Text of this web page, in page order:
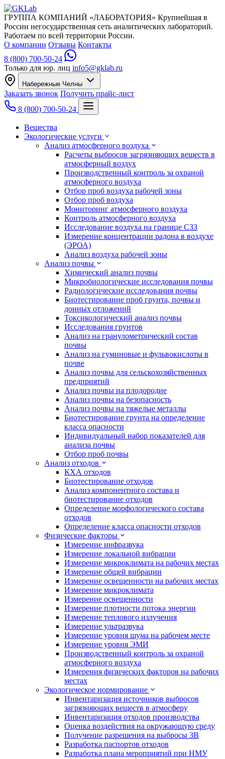
ГРУППА КОМПАНИЙ «ЛАБОРАТОРИЯ» Крупнейшая в
России негосударственная сеть аналитических лабораторий.
Работаем по всей территории России.
О компании Отзывы Контакты
8 (800) 700-50-24
Только для юр. лиц info5@gklab.ru
Набережные Челны
Заказать звонок Получить прайс-лист
8 (800) 700-50-24
Вещества
Экологические услуги
Анализ атмосферного воздуха
Расчеты выбросов загрязняющих веществ в
атмосферный воздух
Производственный контроль за охраной
атмосферного воздуха
Отбор проб воздуха рабочей зоны
Отбор проб воздуха
Мониторинг атмосферного воздуха
Контроль атмосферного воздуха
Исследование воздуха на границе СЗЗ
Измерение концентрации радона в воздухе
(ЭРОА)
Анализ воздуха рабочей зоны
Анализ почвы
Химический анализ почвы
Микробиологические исследования почвы
Радиологические исследования почвы
Биотестирование проб грунта, почвы и
донных отложений
Токсикологический анализ почвы
Исследования грунтов
Анализ на гранулометрический состав
почвы
Анализ на гуминовые и фульвокислоты в
почве
Анализ почвы для сельскохозяйственных
предприятий
Анализ почвы на плодородие
Анализ почвы на безопасность
Анализ почвы на тяжелые металлы
Биотестирование грунта на определение
класса опасности
Индивидуальный набор показателей для
анализа почвы
Отбор проб почвы
Анализ отходов
КХА отходов
Биотестирование отходов
Анализ компонентного состава и
биотестирование отходов
Определение морфологического состава
отходов
Определение класса опасности отходов
Физические факторы
Измерение инфразвука
Измерение локальной вибрации
Измерение микроклимата на рабочих местах
Измерение общей вибрации
Измерение освещенности на рабочих местах
Измерение микроклимата
Измерение освещенности
Измерение плотности потока энергии
Измерение теплового излучения
Измерение ультразвука
Измерение уровня шума на рабочем месте
Измерение уровня ЭМИ
Производственный контроль за охраной
атмосферного воздуха
Измерения физических факторов на рабочих
местах
Экологическое нормирование
Инвентаризация источников выбросов
загрязняющих веществ в атмосферу
Инвентаризация отходов производства
Оценка воздействия на окружающую среду
Получение разрешения на выбросы ЗВ
Разработка паспортов отходов
Разработка плана мероприятий при НМУ